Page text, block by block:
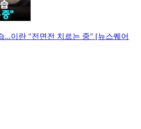
...이란 "전면전 치르는 중" [뉴스퀘어